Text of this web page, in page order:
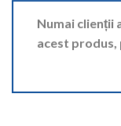
Numai clienții
acest produs,